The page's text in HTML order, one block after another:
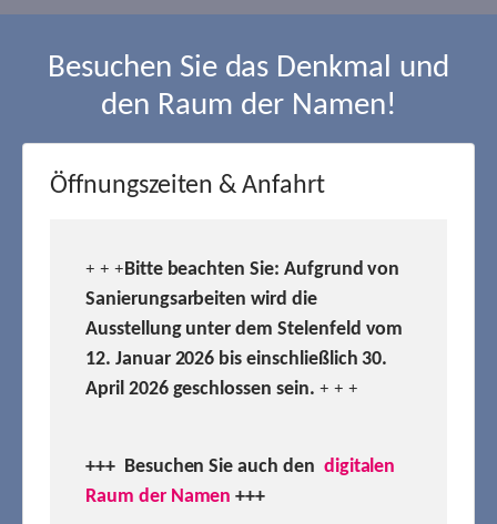
Besuchen Sie das Denkmal und
den Raum der Namen!
Öffnungszeiten & Anfahrt
+ + +Bitte beachten Sie: Aufgrund von
Sanierungsarbeiten wird die
Ausstellung unter dem Stelenfeld vom
12. Januar 2026 bis einschließlich 30.
April 2026 geschlossen sein. + + +
+++ Besuchen Sie auch den digitalen
Raum der Namen +++